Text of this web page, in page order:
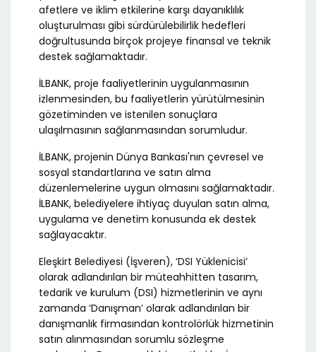
afetlere ve iklim etkilerine karşı dayanıklılık
oluşturulması gibi sürdürülebilirlik hedefleri
doğrultusunda birçok projeye finansal ve teknik
destek sağlamaktadır.
İLBANK, proje faaliyetlerinin uygulanmasının
izlenmesinden, bu faaliyetlerin yürütülmesinin
gözetiminden ve istenilen sonuçlara
ulaşılmasının sağlanmasından sorumludur.
İLBANK, projenin Dünya Bankası'nın çevresel ve
sosyal standartlarına ve satın alma
düzenlemelerine uygun olmasını sağlamaktadır.
İLBANK, belediyelere ihtiyaç duyulan satın alma,
uygulama ve denetim konusunda ek destek
sağlayacaktır.
Eleşkirt Belediyesi (İşveren), ‘DSI Yüklenicisi’
olarak adlandırılan bir müteahhitten tasarım,
tedarik ve kurulum (DSI) hizmetlerinin ve aynı
zamanda ‘Danışman’ olarak adlandırılan bir
danışmanlık firmasından kontrolörlük hizmetinin
satın alınmasından sorumlu sözleşme